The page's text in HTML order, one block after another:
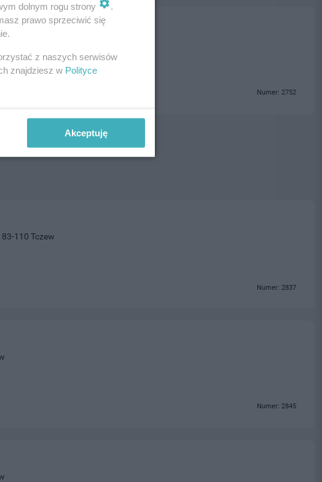
Numer: 2752
110 Tczew
Numer: 2837
Numer: 2845
dolnym rogu strony
.
prawo sprzeciwić się
z naszych serwisów
znajdziesz w Polityce
Akceptuję